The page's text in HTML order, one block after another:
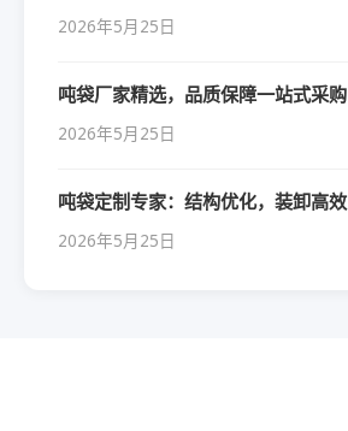
2026年5月25日
吨袋厂家精选，品质保障一站式采购
2026年5月25日
吨袋定制专家：结构优化，装卸高效
2026年5月25日